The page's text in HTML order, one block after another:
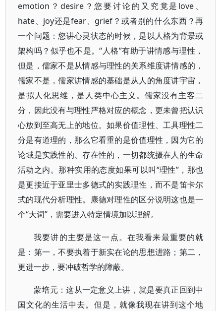
emotion？desire？您要讨论的又究竟是love、
hate、joy还是fear、grief？或者别的什么东西？再
一个问题：您讲心灵状态的时候，是以人格为背景或
架构吗？似乎也不是。“人格”有助于讲情感与理性，
但是，儒家不是从情感与理性的关系维度讲情感的，
儒家不是，儒家讲情感的基础是从人的角度讲宇宙，
是拟人化思维，是人类中心主义。儒家没有主客二
分，因此没有与理性严格对应的概念，更未曾把认识
心放到至高无上的地位。如果价值理性、工具理性二
分是有道理的，那么它看重的是价值理性，因为它的
论域是实践性的、存在性的，一切都统摄在人的生命
活动之内。那种实用的态度如果可以叫“理性”，那也
是更接近于亚里士多德式的实践理性，而不是笛卡尔
式的现代分析理性。康德对理性的区分说明这也是一
个“大词”，需要进入特定情境加以理解。
我要讲的主要是这一点。在我看来最重要的就
是：第一，不要执着于新实在论的思想进路；第二，
更进一步，要冲破哲学的障蔽。
蒙培元：这从一定意义上讲，就是要真正回到中
国文化的生活中去。但是，就像我现在讲到这个地